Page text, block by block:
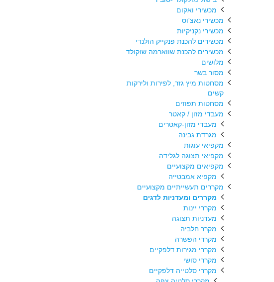
מכשירי ואקום
מכשירי נאצ'וס
מכשירי נקניקיות
מכשירים להכנת פנקייק הולנדי
מכשירים להכנת שווארמה שוקולד
מלושים
מסור בשר
מסחטות מיץ גזר, לפירות ולירקות
קשים
מסחטות תפוזים
מעבדי מזון / קאטר
מעבדי מזון-קאטרים
מגרדת גבינה
מקפיאי עוגות
מקפיאי תצוגה לגלידה
מקפיאים מקצועיים
מקפיא אמבטייה
מקררים תעשייתיים מקצועיים
מקררים ומעדניות לדגים
מקררי יינות
מעדניות תצוגה
מקרר חלביה
מקררי הפשרה
מקררי מגירות דלפקיים
מקררי סושי
מקררי סלטייה דלפקיים